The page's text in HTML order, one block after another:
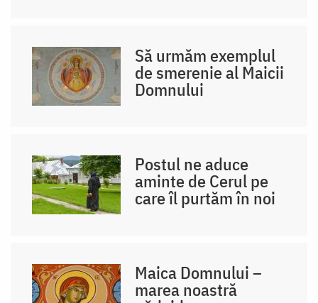
Să urmăm exemplul
de smerenie al Maicii
Domnului
Postul ne aduce
aminte de Cerul pe
care îl purtăm în noi
Maica Domnului –
marea noastră